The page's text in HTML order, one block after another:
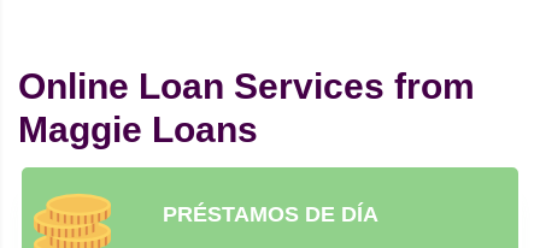
Online Loan Services from
Maggie Loans
PRÉSTAMOS DE DÍA